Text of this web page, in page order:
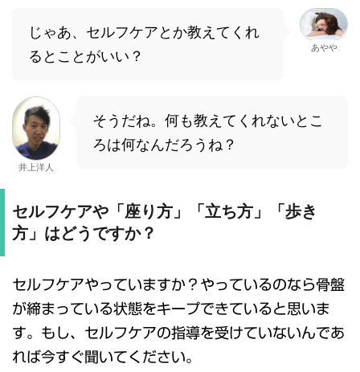
じゃあ、セルフケアとか教えてくれ
るとことがいい？
あやや
井上洋人
そうだね。何も教えてくれないとこ
ろは何なんだろうね？
セルフケアや「座り方」「立ち方」「歩き
方」はどうですか？
セルフケアやっていますか？やっているのなら骨盤
が締まっている状態をキープできていると思いま
す。もし、セルフケアの指導を受けていないんであ
れば今すぐ聞いてください。